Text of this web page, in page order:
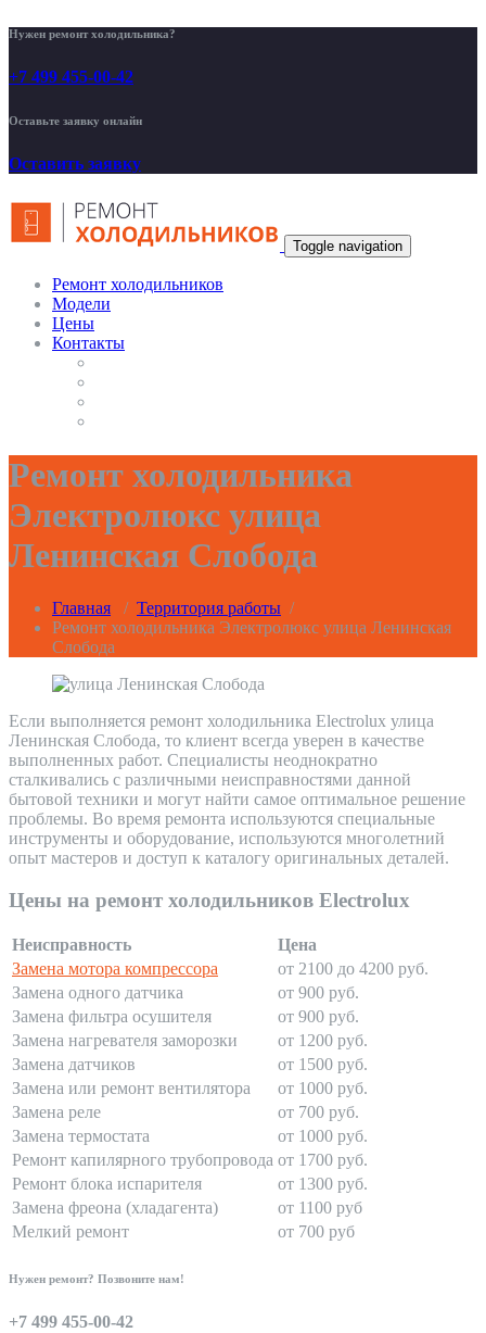
Нужен ремонт холодильника?
+7 499 455-00-42
Оставьте заявку онлайн
Оставить заявку
Toggle navigation
Ремонт холодильников
Модели
Цены
Контакты
Ремонт холодильника
Электролюкс улица
Ленинская Слобода
Главная / Территория работы /
Ремонт холодильника Электролюкс улица Ленинская
Слобода
Если выполняется ремонт холодильника Electrolux улица
Ленинская Слобода, то клиент всегда уверен в качестве
выполненных работ. Специалисты неоднократно
сталкивались с различными неисправностями данной
бытовой техники и могут найти самое оптимальное решение
проблемы. Во время ремонта используются специальные
инструменты и оборудование, используются многолетний
опыт мастеров и доступ к каталогу оригинальных деталей.
Цены на ремонт холодильников Electrolux
Неисправность
Цена
Замена мотора компрессора
от 2100 до 4200 руб.
Замена одного датчика
от 900 руб.
Замена фильтра осушителя
от 900 руб.
Замена нагревателя заморозки
от 1200 руб.
Замена датчиков
от 1500 руб.
Замена или ремонт вентилятора
от 1000 руб.
Замена реле
от 700 руб.
Замена термостата
от 1000 руб.
Ремонт капилярного трубопровода от 1700 руб.
Ремонт блока испарителя
от 1300 руб.
Замена фреона (хладагента)
от 1100 руб
Мелкий ремонт
от 700 руб
Нужен ремонт? Позвоните нам!
+7 499 455-00-42